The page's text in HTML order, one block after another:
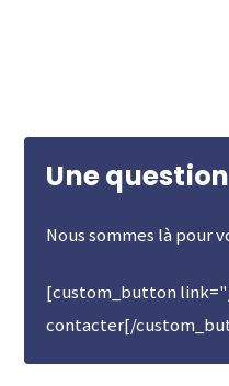
Une
Nous sommes là pour
[custom_button
contacter[/